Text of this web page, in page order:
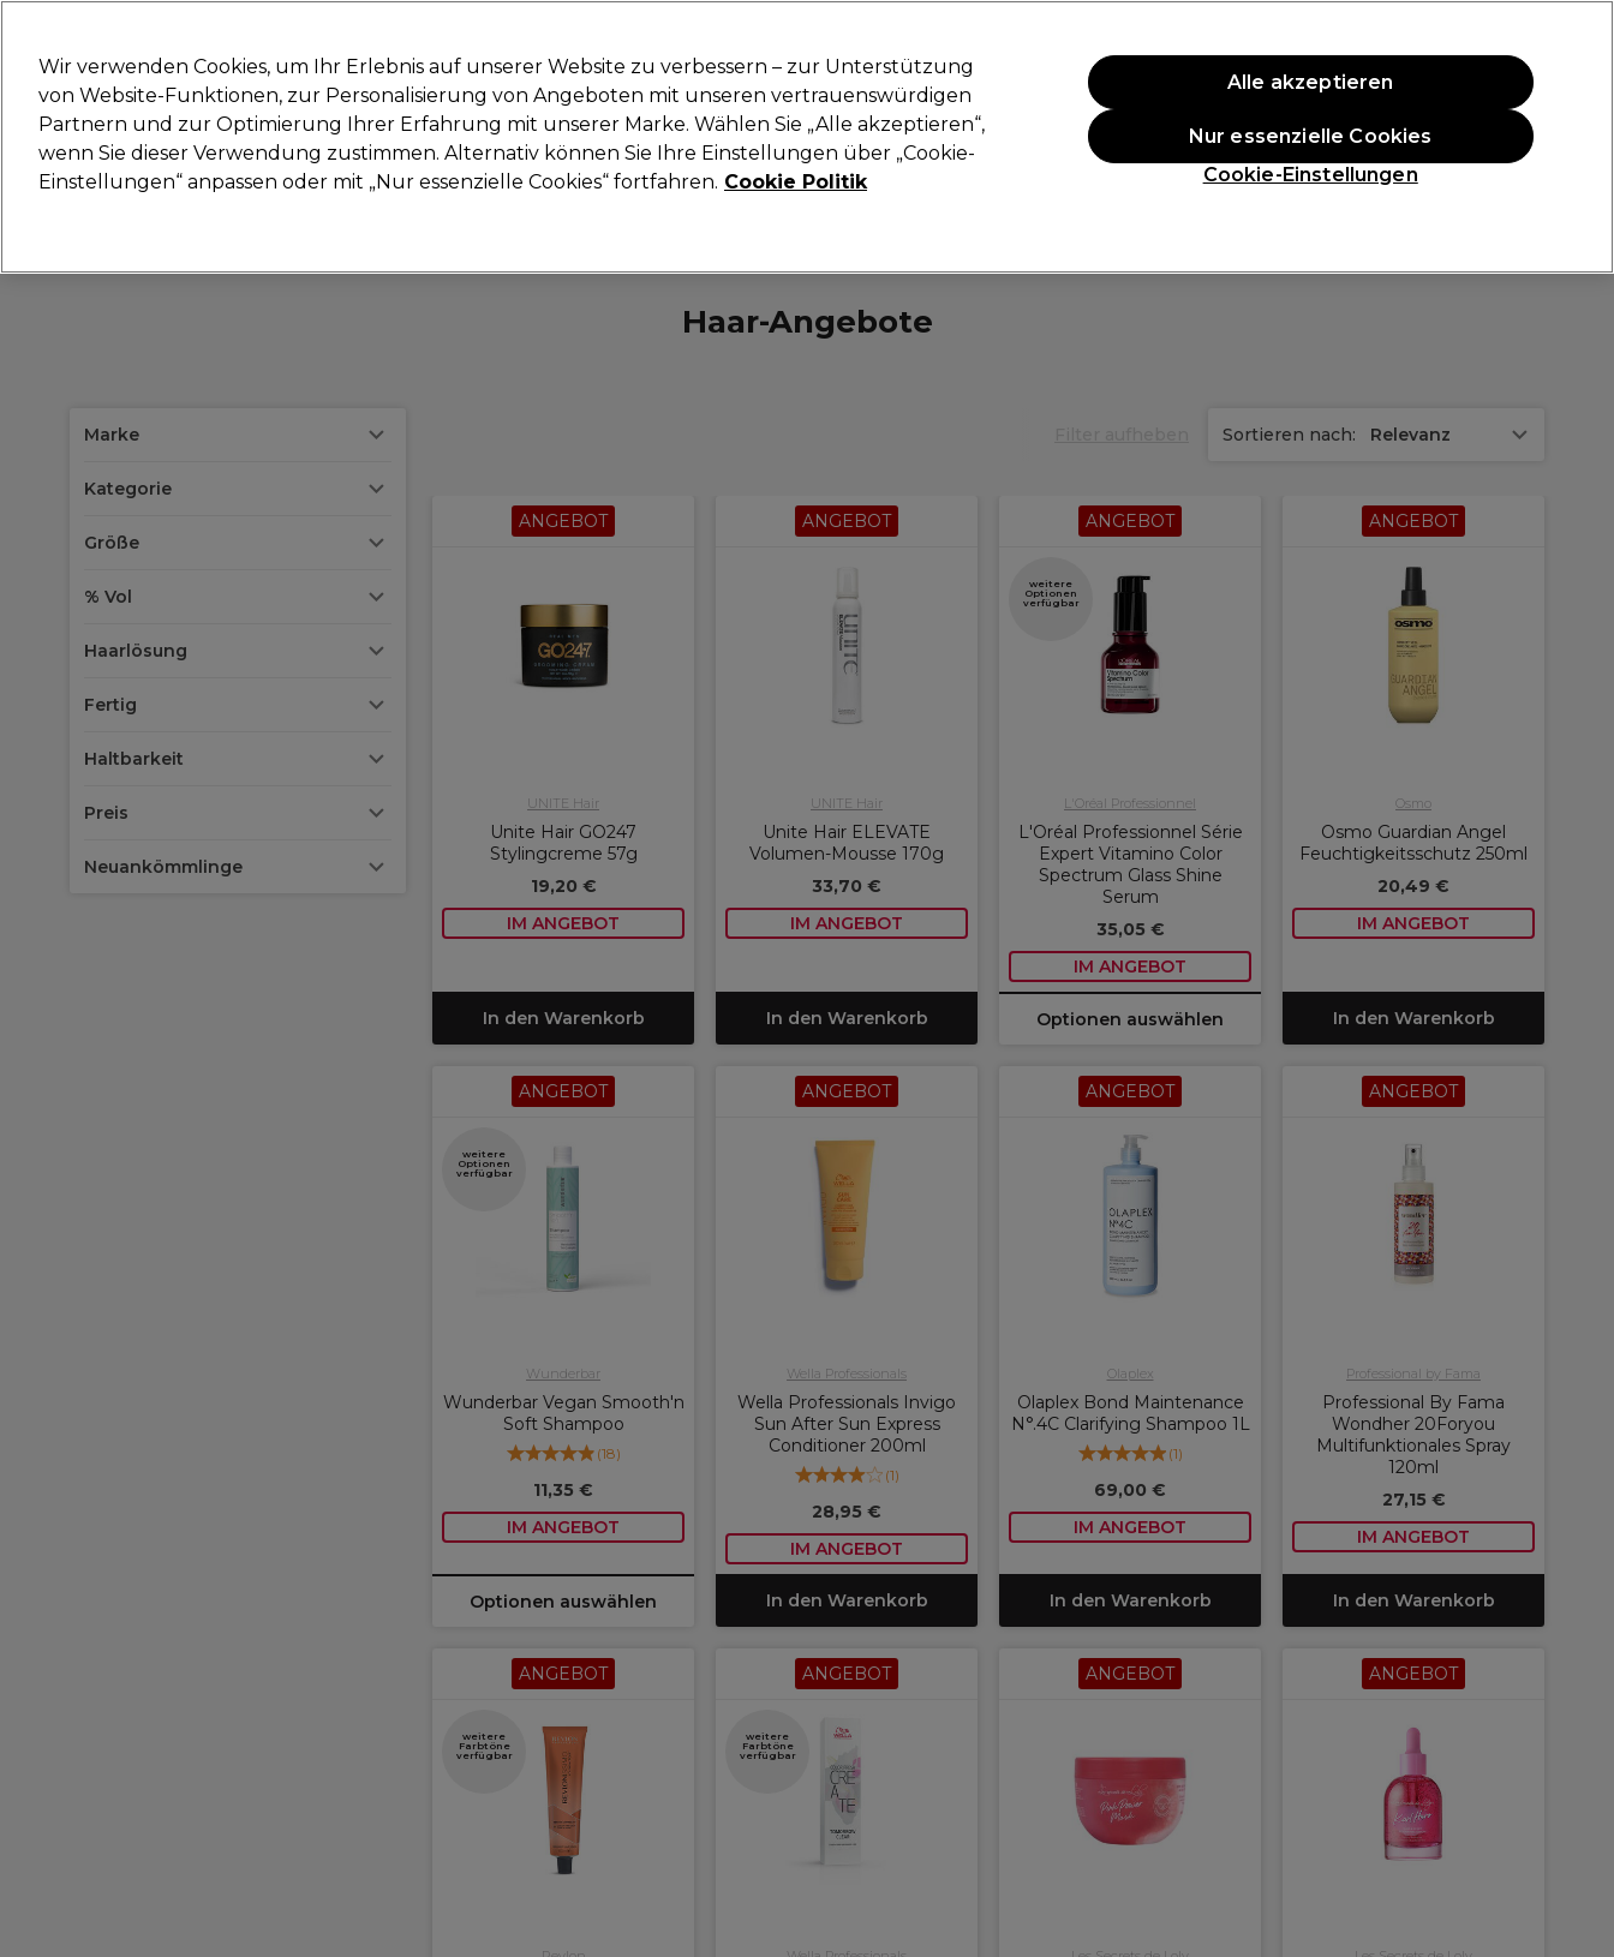
Anmelden
Marken Deals Haare Elektrogeräte Saloneinrichtung Kosmetik Herrenfriseur Inspiration Neue Produkte Die Professional Preise Vegane Produkte
Lieferung und Lieferzeiten
Gratis Lieferung ab 40 €
Haar-Angebote
Marke
Kategorie
Größe
% Vol
Haarlösung
Fertig
Haltbarkeit
Preis
Neuankömmlinge
Sortieren nach: Relevanz
ANGEBOT
UNITE Hair
Unite Hair GO247
Stylingcreme 57g
19,20 €
IM ANGEBOT
In den Warenkorb
ANGEBOT
UNITE Hair
Unite Hair ELEVATE
Volumen-Mousse 170g
33,70 €
IM ANGEBOT
In den Warenkorb
ANGEBOT
weitere
Optionen
verfügbar
L'Oréal Professionnel
L'Oréal Professionnel Série
Expert Vitamino Color
Spectrum Glass Shine
Serum
35,05 €
IM ANGEBOT
Optionen auswählen
ANGEBOT
Osmo
Osmo Guardian Angel
Feuchtigkeitsschutz 250ml
20,49 €
IM ANGEBOT
In den Warenkorb
ANGEBOT
weitere
Optionen
verfügbar
Wunderbar
Wunderbar Vegan Smooth'n
Soft Shampoo
(18)
11,35 €
IM ANGEBOT
Optionen auswählen
ANGEBOT
Wella Professionals
Wella Professionals Invigo
Sun After Sun Express
Conditioner 200ml
(1)
28,95 €
IM ANGEBOT
In den Warenkorb
ANGEBOT
Olaplex
Olaplex Bond Maintenance
N°.4C Clarifying Shampoo 1L
(1)
69,00 €
IM ANGEBOT
In den Warenkorb
ANGEBOT
Professional by Fama
Professional By Fama
Wondher 20Foryou
Multifunktionales Spray
120ml
27,15 €
IM ANGEBOT
In den Warenkorb
ANGEBOT
weitere
Farbtöne
verfügbar
ANGEBOT
weitere
Farbtöne
verfügbar
ANGEBOT ANGEBOT
Wir verwenden Cookies, um Ihr Erlebnis auf unserer Website zu verbessern – zur Unterstützung
von Website-Funktionen, zur Personalisierung von Angeboten mit unseren vertrauenswürdigen
Partnern und zur Optimierung Ihrer Erfahrung mit unserer Marke. Wählen Sie „Alle akzeptieren“,
wenn Sie dieser Verwendung zustimmen. Alternativ können Sie Ihre Einstellungen über „Cookie-
Einstellungen“ anpassen oder mit „Nur essenzielle Cookies“ fortfahren. Cookie Politik Cookie-Einstellungen
Nur essenzielle Cookies
Alle akzeptieren